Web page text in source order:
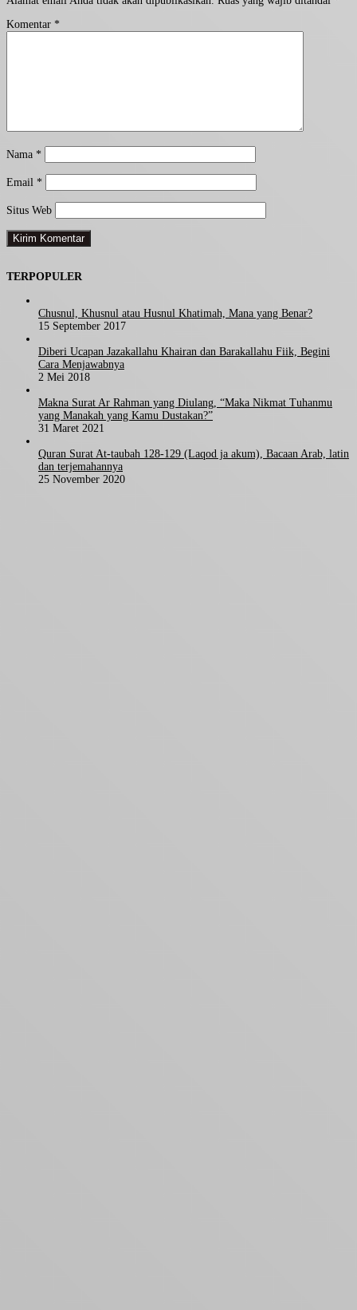
Komentar *
Nama *
Email *
Situs Web
TERPOPULER
Chusnul, Khusnul atau Husnul Khatimah, Mana yang Benar?
15 September 2017
Diberi Ucapan Jazakallahu Khairan dan Barakallahu Fiik, Begini
Cara Menjawabnya
2 Mei 2018
Makna Surat Ar Rahman yang Diulang, “Maka Nikmat Tuhanmu
yang Manakah yang Kamu Dustakan?”
31 Maret 2021
Quran Surat At-taubah 128-129 (Laqod ja akum), Bacaan Arab, latin
dan terjemahannya
25 November 2020